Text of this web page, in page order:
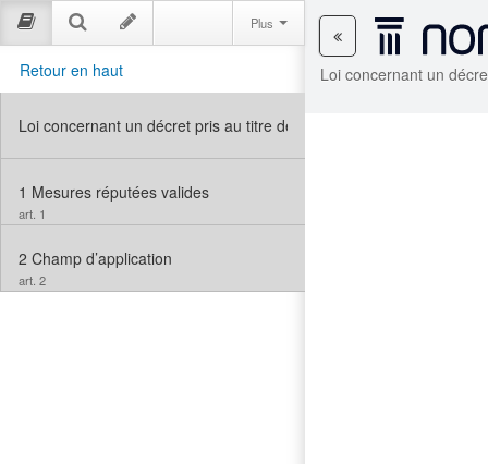
Loi concernant un
Plus
Retour en haut
Loi concernant un décret pris au titre de la Loi d’aide au
1 Mesures réputées valides
art. 1
2 Champ d’application
art. 2